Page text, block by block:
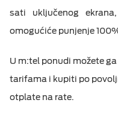
sati uključenog
omogućiće punjenje
U m:tel ponudi možete
tarifama i kupiti po
otplate na rate.